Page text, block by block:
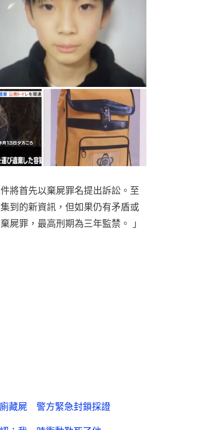
將首先以棄屍罪名提出訴訟。至
到的新資訊，但如果仍有矛盾或
屍罪，最高刑期為三年監禁。 」
藏屍 警方緊急封鎖採證